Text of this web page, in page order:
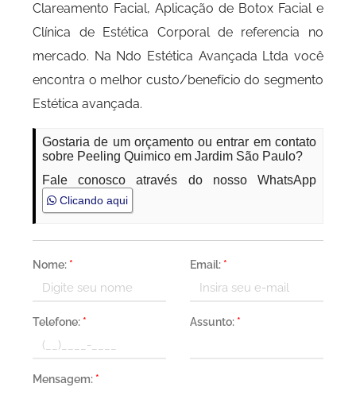
Clareamento Facial, Aplicação de Botox Facial e
Clínica de Estética Corporal de referencia no
mercado. Na Ndo Estética Avançada Ltda você
encontra o melhor custo/benefício do segmento
Estética avançada.
Gostaria de um orçamento ou entrar em contato
sobre Peeling Quimico em Jardim São Paulo?
Fale conosco através do nosso WhatsApp
Clicando aqui
Nome: * Email: *
Telefone: * Assunto: *
Mensagem: *